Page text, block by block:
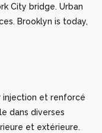
City bridge. Urban
Brooklyn is today,
injection et renforcé
dans diverses
et extérieure.